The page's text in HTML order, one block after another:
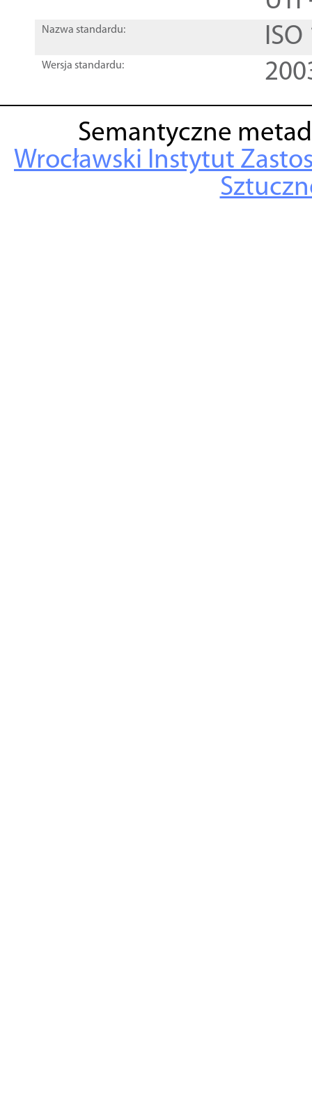
Nazwa standardu:
Wersja standardu:
Semantyczne
Wrocławski Instytut